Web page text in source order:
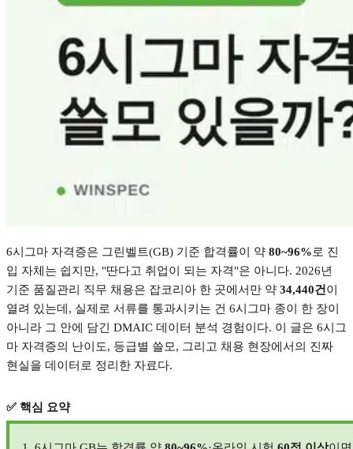
6시그마 자격증은 그린벨트(GB) 기준 합격률이 약 80~96%로 진
입 자체는 쉽지만, "딴다고 취업이 되는 자격"은 아니다. 2026년
기준 품질관리 직무 채용은 잡코리아 한 곳에서만 약 34,440건 이
열려 있는데 , 실제로 서류를 통과시키는 건 6시그마 종이 한 장이
아니라 그 안에 담긴
DMAIC 데이터 분석 경험이다. 이 글은 6시그
마 자격증의 난이도, 등급별 쓸모, 그리고 채용 현장에서의 진짜
현실을 데이터로 정리한 자료다.
✅ 핵심 요약